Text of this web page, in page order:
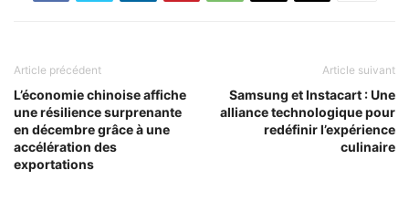
Article précédent
L’économie chinoise affiche
une résilience surprenante
en décembre grâce à une
accélération des
exportations
Article suivant
Samsung et Instacart : Une
alliance technologique pour
redéfinir l’expérience
culinaire